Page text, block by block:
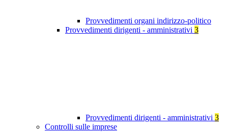
Provvedimenti organi indirizzo-politico
Provvedimenti dirigenti - amministrativi 3
Provvedimenti dirigenti - amministrativi 3
Controlli sulle imprese